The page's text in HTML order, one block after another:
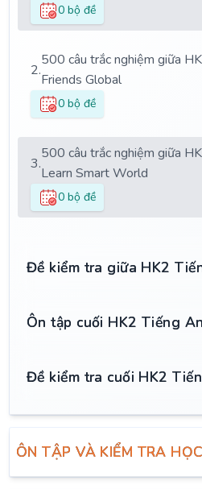
0 bộ đề
2.
500 câu trắc nghiệm giữa
Friends Global
0 bộ đề
3.
500 câu trắc nghiệm giữa
Learn Smart World
0 bộ đề
Đề kiểm tra giữa HK2
Ôn tập cuối HK2 Tiếng
Đề kiểm tra cuối HK2
ÔN TẬP VÀ KIỂM TRA